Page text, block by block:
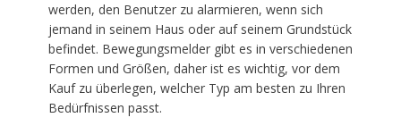
werden, den Benutzer zu alarmieren, wenn sich
jemand in seinem Haus oder auf seinem Grundstück
befindet. Bewegungsmelder gibt es in verschiedenen
Formen und Größen, daher ist es wichtig, vor dem
Kauf zu überlegen, welcher Typ am besten zu Ihren
Bedürfnissen passt.